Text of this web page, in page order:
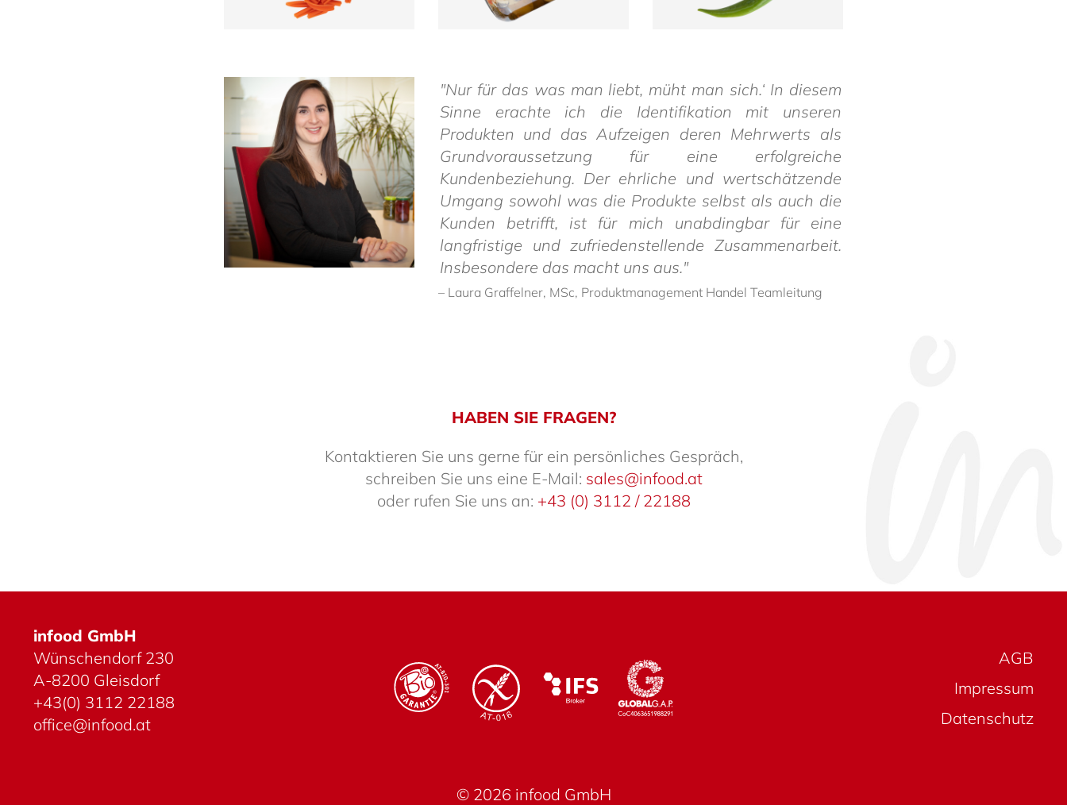
"Nur für das was man liebt, müht man sich.‘ In diesem
Sinne erachte ich die Identifikation mit unseren
Produkten und das Aufzeigen deren Mehrwerts als
Grundvoraussetzung für eine erfolgreiche
Kundenbeziehung. Der ehrliche und wertschätzende
Umgang sowohl was die Produkte selbst als auch die
Kunden betrifft, ist für mich unabdingbar für eine
langfristige und zufriedenstellende Zusammenarbeit.
Insbesondere das macht uns aus."
– Laura Graf­felner, MSc, Produkt­ma­nage­ment Handel Team­lei­tung
HABEN SIE FRAGEN?
Kontak­tieren Sie uns gerne für ein persön­li­ches Gespräch,
schreiben Sie uns eine E-Mail: sales@infood.at
oder rufen Sie uns an: +43 (0) 3112 / 22188
infood GmbH
Wünschen­dorf 230
A-8200 Gleis­dorf
+43(0) 3112 22188
office@infood.at
AGB
Impressum
Daten­schutz
© 2026 infood GmbH